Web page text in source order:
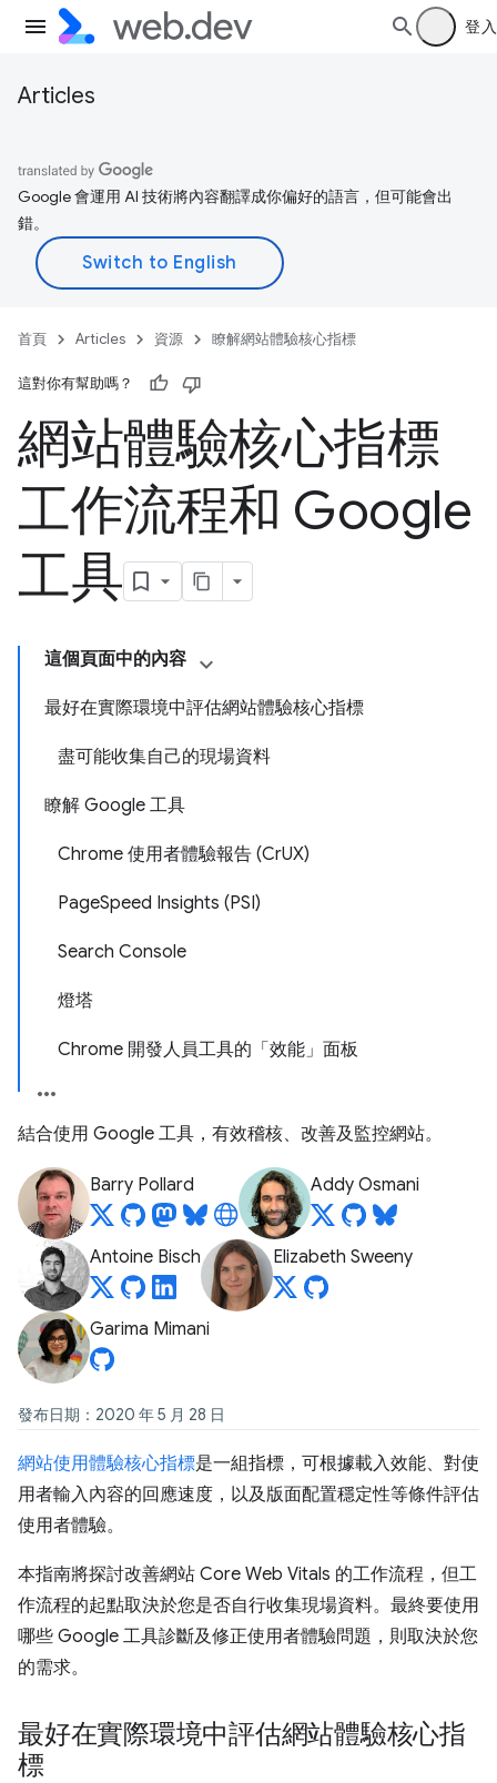
登入
Articles
Google 會運用 AI 技術將內容翻譯成你偏好的語言，但可能會出
錯。
首頁 Articles 資源 瞭解網站體驗核心指標
這對你有幫助嗎？
網站體驗核心指標
工作流程和 Google
工具
這個頁面中的內容
最好在實際環境中評估網站體驗核心指標
盡可能收集自己的現場資料
瞭解 Google 工具
Chrome 使用者體驗報告 (CrUX)
PageSpeed Insights (PSI)
Search Console
燈塔
Chrome 開發人員工具的「效能」面板
結合使用 Google 工具，有效稽核、改善及監控網站。
Barry Pollard Addy Osmani
Antoine Bisch Elizabeth Sweeny
Garima Mimani
發布日期：2020 年 5 月 28 日
網站使用體驗核心指標是一組指標，可根據載入效能、對使
用者輸入內容的回應速度，以及版面配置穩定性等條件評估
使用者體驗。
本指南將探討改善網站 Core Web Vitals 的工作流程，但工
作流程的起點取決於您是否自行收集現場資料。最終要使用
哪些 Google 工具診斷及修正使用者體驗問題，則取決於您
的需求。
最好在實際環境中評估網站體驗核心指
標